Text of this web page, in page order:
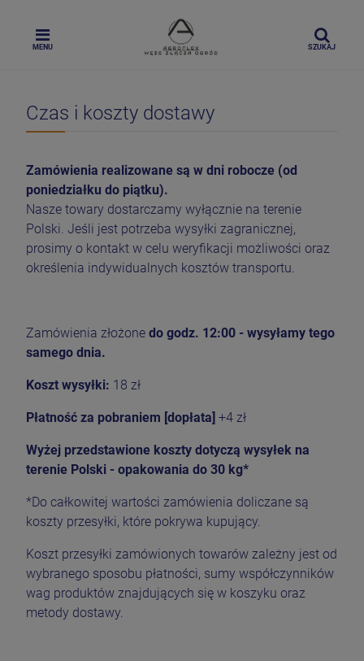
MENU SZUKAJ
Czas i koszty dostawy
Zamówienia realizowane są w dni robocze (od
poniedziałku do piątku).
Nasze towary dostarczamy wyłącznie na terenie
Polski. Jeśli jest potrzeba wysyłki zagranicznej,
prosimy o kontakt w celu weryfikacji możliwości oraz
określenia indywidualnych kosztów transportu.
Zamówienia złożone do godz. 12:00 - wysyłamy tego
samego dnia.
Koszt wysyłki: 18 zł
Płatność za pobraniem [dopłata] +4 zł
Wyżej przedstawione koszty dotyczą wysyłek na
terenie Polski - opakowania do 30 kg*
*Do całkowitej wartości zamówienia doliczane są
koszty przesyłki, które pokrywa kupujący.
Koszt przesyłki zamówionych towarów zależny jest od
wybranego sposobu płatności, sumy współczynników
wag produktów znajdujących się w koszyku oraz
metody dostawy.